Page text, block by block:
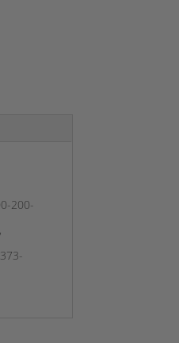
200-